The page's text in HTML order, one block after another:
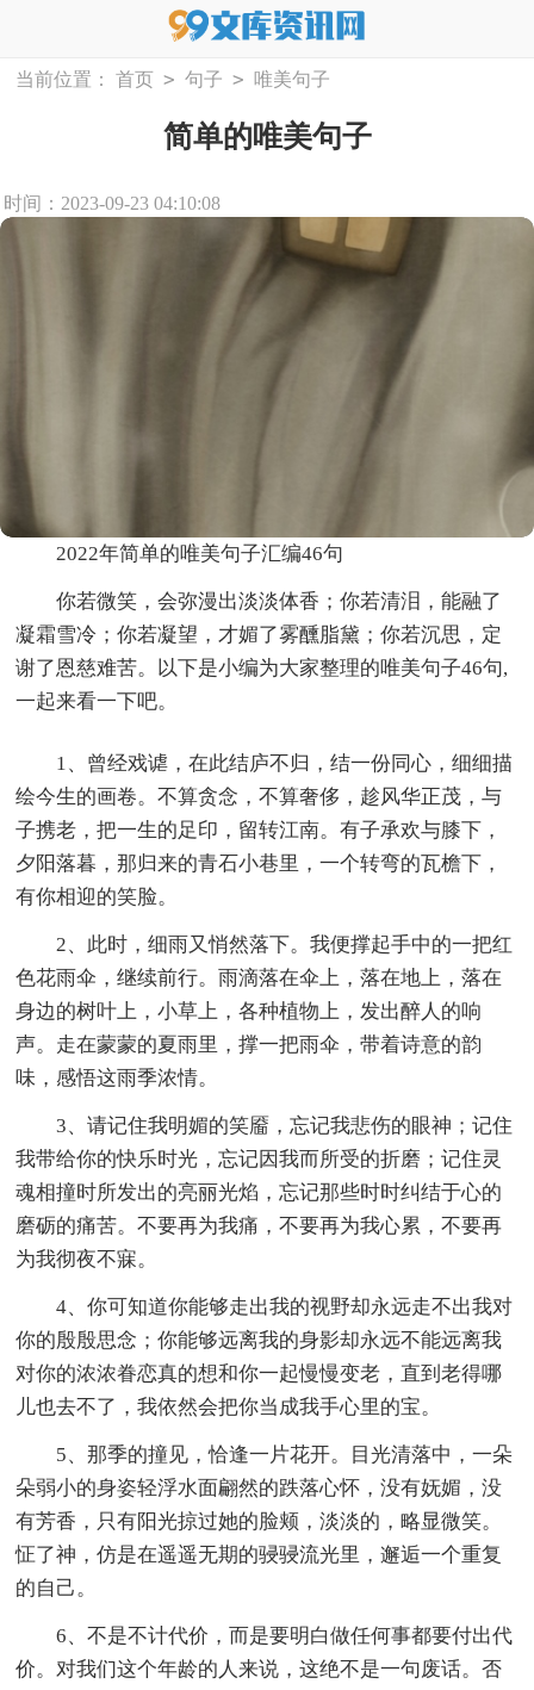
当前位置： 首页 > 句子 > 唯美句子
简单的唯美句子
时间：2023-09-23 04:10:08
2022年简单的唯美句子汇编46句
你若微笑，会弥漫出淡淡体香；你若清泪，能融了
凝霜雪冷；你若凝望，才媚了雾醺脂黛；你若沉思，定
谢了恩慈难苦。以下是小编为大家整理的唯美句子46句,
一起来看一下吧。
1、曾经戏谑，在此结庐不归，结一份同心，细细描
绘今生的画卷。不算贪念，不算奢侈，趁风华正茂，与
子携老，把一生的足印，留转江南。有子承欢与膝下，
夕阳落暮，那归来的青石小巷里，一个转弯的瓦檐下，
有你相迎的笑脸。
2、此时，细雨又悄然落下。我便撑起手中的一把红
色花雨伞，继续前行。雨滴落在伞上，落在地上，落在
身边的树叶上，小草上，各种植物上，发出醉人的响
声。走在蒙蒙的夏雨里，撑一把雨伞，带着诗意的韵
味，感悟这雨季浓情。
3、请记住我明媚的笑靥，忘记我悲伤的眼神；记住
我带给你的快乐时光，忘记因我而所受的折磨；记住灵
魂相撞时所发出的亮丽光焰，忘记那些时时纠结于心的
磨砺的痛苦。不要再为我痛，不要再为我心累，不要再
为我彻夜不寐。
4、你可知道你能够走出我的视野却永远走不出我对
你的殷殷思念；你能够远离我的身影却永远不能远离我
对你的浓浓眷恋真的想和你一起慢慢变老，直到老得哪
儿也去不了，我依然会把你当成我手心里的宝。
5、那季的撞见，恰逢一片花开。目光清落中，一朵
朵弱小的身姿轻浮水面翩然的跌落心怀，没有妩媚，没
有芳香，只有阳光掠过她的脸颊，淡淡的，略显微笑。
怔了神，仿是在遥遥无期的骎骎流光里，邂逅一个重复
的自己。
6、不是不计代价，而是要明白做任何事都要付出代
价。对我们这个年龄的人来说，这绝不是一句废话。否